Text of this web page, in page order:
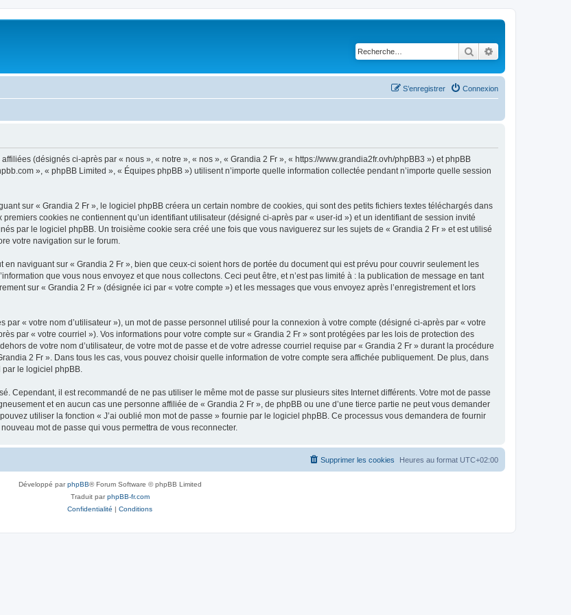
Rechercher
Connexion
S’enregistrer
(désignés ci-après par « nous », « notre », « nos », « Grandia 2 Fr », « https://www.grandia2fr.ovh/phpBB3 ») et phpBB
», « phpBB Limited », « Équipes phpBB ») utilisent n’importe quelle information collectée pendant n’importe quelle session
sur « Grandia 2 Fr », le logiciel phpBB créera un certain nombre de cookies, qui sont des petits fichiers textes téléchargés dans
cookies ne contiennent qu’un identifiant utilisateur (désigné ci-après par « user-id ») et un identifiant de session invité
par le logiciel phpBB. Un troisième cookie sera créé une fois que vous naviguerez sur les sujets de « Grandia 2 Fr » et est utilisé
votre navigation sur le forum.
naviguant sur « Grandia 2 Fr », bien que ceux-ci soient hors de portée du document qui est prévu pour couvrir seulement les
que vous nous envoyez et que nous collectons. Ceci peut être, et n’est pas limité à : la publication de message en tant
sur « Grandia 2 Fr » (désignée ici par « votre compte ») et les messages que vous envoyez après l’enregistrement et lors
« votre nom d’utilisateur »), un mot de passe personnel utilisé pour la connexion à votre compte (désigné ci-après par « votre
par « votre courriel »). Vos informations pour votre compte sur « Grandia 2 Fr » sont protégées par les lois de protection des
de votre nom d’utilisateur, de votre mot de passe et de votre adresse courriel requise par « Grandia 2 Fr » durant la procédure
2 Fr ». Dans tous les cas, vous pouvez choisir quelle information de votre compte sera affichée publiquement. De plus, dans
le logiciel phpBB.
Cependant, il est recommandé de ne pas utiliser le même mot de passe sur plusieurs sites Internet différents. Votre mot de passe
et en aucun cas une personne affiliée de « Grandia 2 Fr », de phpBB ou une d’une tierce partie ne peut vous demander
utiliser la fonction « J’ai oublié mon mot de passe » fournie par le logiciel phpBB. Ce processus vous demandera de fournir
mot de passe qui vous permettra de vous reconnecter.
Heures au format UTC+02:00
Supprimer les cookies
Développé parphpBB® Forum Software © phpBB Limited
Traduit parphpBB-fr.com
Confidentialité | Conditions